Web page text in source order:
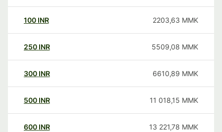
100 INR 2203,63 MMK
250 INR 5509,08 MMK
300 INR 6610,89 MMK
500 INR 11 018,15 MMK
600 INR 13 221,78 MMK